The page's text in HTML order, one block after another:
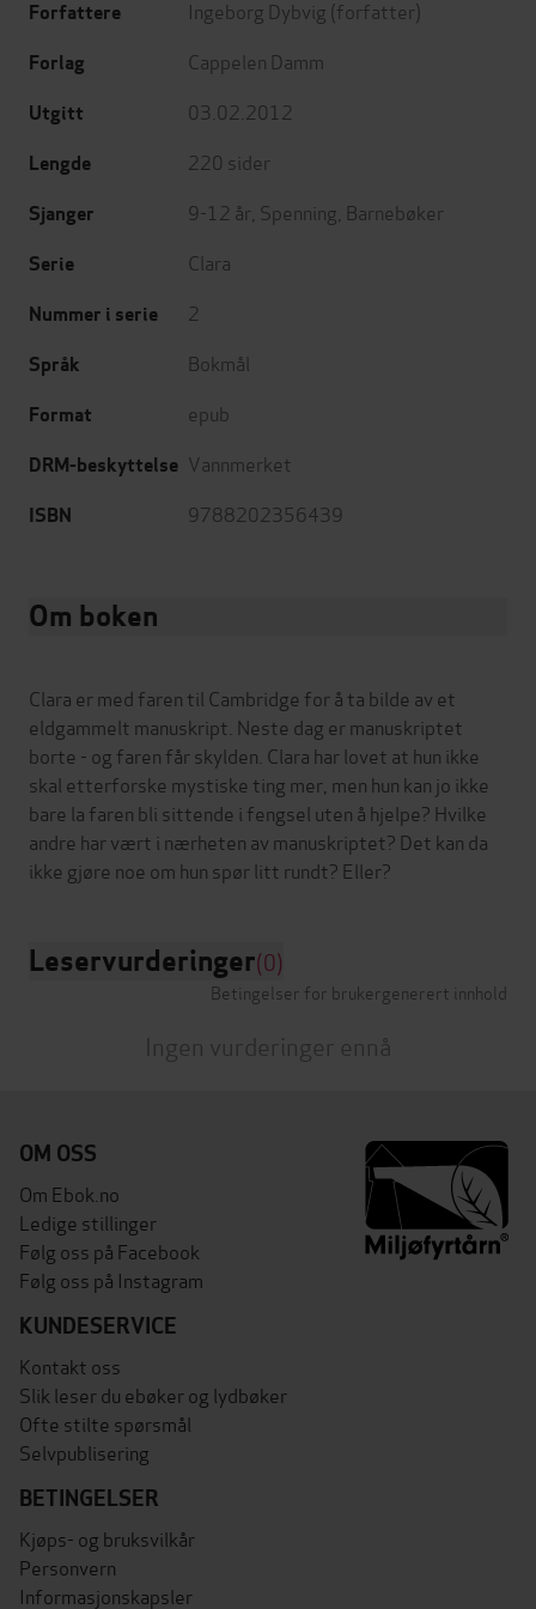
Forfattere Ingeborg Dybvig (forfatter)
Forlag Cappelen Damm
Utgitt 03.02.2012
Lengde 220 sider
Sjanger 9-12 år Spenning Barnebøker
Serie Clara
Nummer i serie 2
Språk Bokmål
Format epub
DRM-beskyttelse Vannmerket
ISBN 9788202356439
Om boken
Clara er med faren til Cambridge for å ta bilde av et
eldgammelt manuskript. Neste dag er manuskriptet
borte - og faren får skylden. Clara har lovet at hun ikke
skal etterforske mystiske ting mer, men hun kan jo ikke
bare la faren bli sittende i fengsel uten å hjelpe? Hvilke
andre har vært i nærheten av manuskriptet? Det kan da
Leservurderinger(0)
Betingelser for brukergenerert innhold
Ingen vurderinger ennå
OM OSS
Om Ebok.no
Ledige stillinger
Følg oss på Facebook
Følg oss på Instagram
KUNDESERVICE
Kontakt oss
Slik leser du ebøker og lydbøker
Ofte stilte spørsmål
Selvpublisering
BETINGELSER
Kjøps- og bruksvilkår
Personvern
Informasjonskapsler